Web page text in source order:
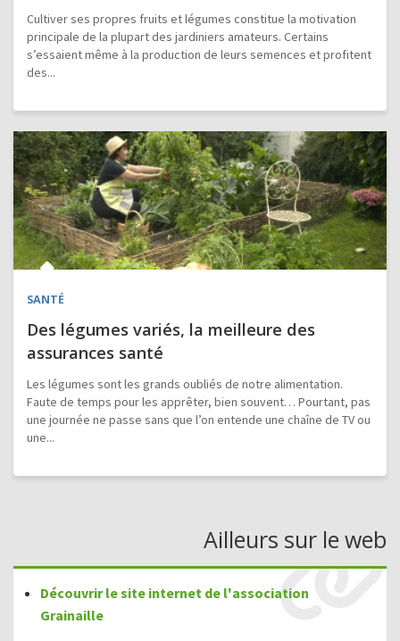
Cultiver ses propres fruits et légumes constitue la motivation
principale de la plupart des jardiniers amateurs. Certains
s’essaient même à la production de leurs semences et profitent
des...
SANTÉ
Des légumes variés, la meilleure des
assurances santé
Les légumes sont les grands oubliés de notre alimentation.
Faute de temps pour les apprêter, bien souvent… Pourtant, pas
une journée ne passe sans que l’on entende une chaîne de TV ou
une...
Ailleurs sur le web
Découvrir le site internet de l'association
Grainaille